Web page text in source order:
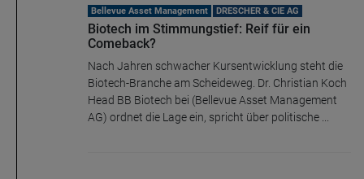
Bellevue Asset Management DRESCHER & CIE AG
Biotech im Stimmungstief: Reif für ein
Comeback?
Nach Jahren schwacher Kursentwicklung steht die
Biotech-Branche am Scheideweg. Dr. Christian Koch
Head BB Biotech bei (Bellevue Asset Management
AG) ordnet die Lage ein, spricht über politische ...